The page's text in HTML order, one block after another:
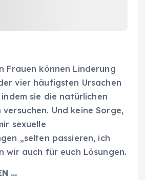
Frauen können Linderung
vier häufigsten Ursachen
sie die natürlichen
Und keine Sorge,
sexuelle
„selten passieren, ich
wir auch für euch Lösungen.
…